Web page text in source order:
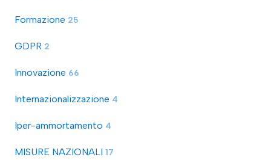
Formazione 25
GDPR 2
Innovazione 66
Internazionalizzazione 4
Iper-ammortamento 4
MISURE NAZIONALI 17